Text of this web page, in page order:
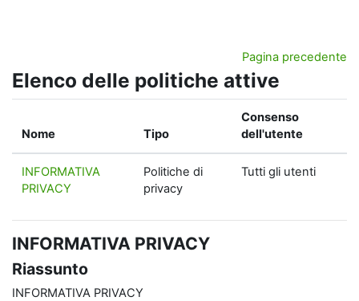
Pagina precedente
Elenco delle politiche attive
Nome Tipo
Consenso
dell'utente
INFORMATIVA
PRIVACY
Politiche di
privacy
Tutti gli utenti
INFORMATIVA PRIVACY
Riassunto
INFORMATIVA PRIVACY